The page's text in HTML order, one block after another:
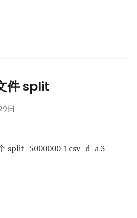
件 split
日
split -5000000 1.csv -d -a 3